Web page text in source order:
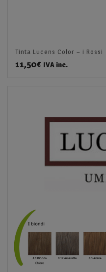
Tinta Lucens Color – i Rossi
11,50€ IVA inc.